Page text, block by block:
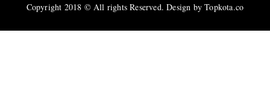
Copyright 2018 © All rights Reserved. Design by Topkota.co